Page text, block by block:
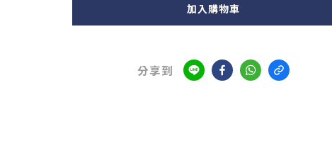
加入購物車
分享到